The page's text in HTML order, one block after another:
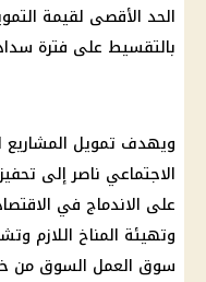
الحد الأقصى لقيمة
بالتقسيط على فترة
ويهدف تمويل
الاجتماعي ناصرإلى
على الاندماج في
وتهيئة المناخ اللازم
سوق العمل السوق من